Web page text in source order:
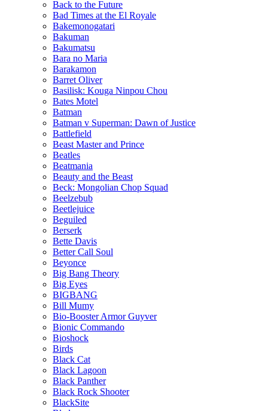
Back to the Future
Bad Times at the El Royale
Bakemonogatari
Bakuman
Bakumatsu
Bara no Maria
Barakamon
Barret Oliver
Basilisk: Kouga Ninpou Chou
Bates Motel
Batman
Batman v Superman: Dawn of Justice
Battlefield
Beast Master and Prince
Beatles
Beatmania
Beauty and the Beast
Beck: Mongolian Chop Squad
Beelzebub
Beetlejuice
Beguiled
Berserk
Bette Davis
Better Call Soul
Beyonce
Big Bang Theory
Big Eyes
BIGBANG
Bill Mumy
Bio-Booster Armor Guyver
Bionic Commando
Bioshock
Birds
Black Cat
Black Lagoon
Black Panther
Black Rock Shooter
BlackSite